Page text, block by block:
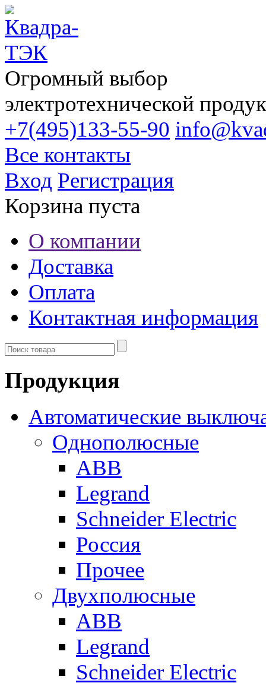
Огромный выбор
электротехнической
+7(495)133-55-90
Все контакты
Вход Регистрация
Корзина пуста
О компании
Доставка
Оплата
Контактная информация
Продукция
Автоматические
Однополюсные
ABB
Legrand
Schneider Electric
Россия
Прочее
Двухполюсные
ABB
Legrand
Schneider Electric